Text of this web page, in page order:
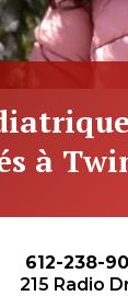
à
612-238-
215 Radio